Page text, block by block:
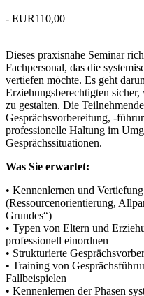
- EUR110,00
Dieses praxisnahe Seminar
Fachpersonal, das die
vertiefen möchte. Es geht
Erziehungsberechtigten
zu gestalten. Die
Gesprächsvorbereitung, -
professionelle Haltung im
Gesprächssituationen.
Was Sie erwartet:
• Kennenlernen und
(Ressourcenorientierung,
Grundes“)
• Typen von Eltern und
professionell einordnen
• Strukturierte
• Training von
Fallbeispielen
• Kennenlernen der Phasen